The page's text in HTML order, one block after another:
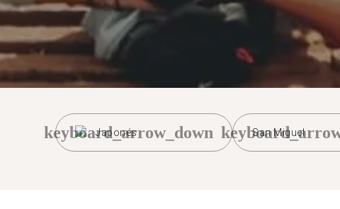
Japonés
keyboard_arrow_down San Miguel